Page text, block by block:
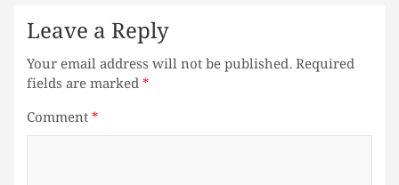
Leave a Reply
Your email address will not be published.Required
fields are marked*
Comment*